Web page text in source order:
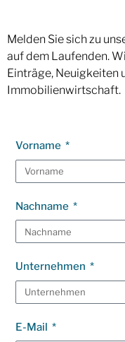
Melden Sie sich zu
auf dem Laufenden.
Einträge, Neuigkeiten
Immobilienwirtschaft.
Vorname
Nachname
Unternehmen
E-Mail